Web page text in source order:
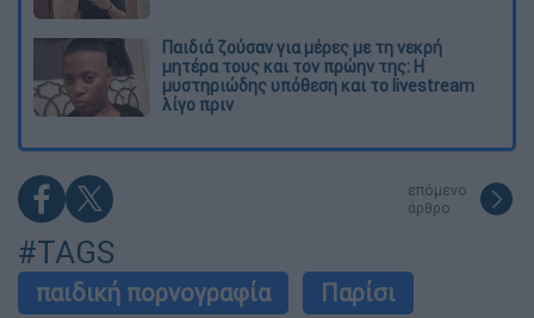
Παιδιά ζούσαν για μέρες με τη νεκρή
μητέρα τους και τον πρώην της: Η
μυστηριώδης υπόθεση και το livestream
λίγο πριν
επόμενο
άρθρο
#TAGS
παιδική πορνογραφία
Παρίσι